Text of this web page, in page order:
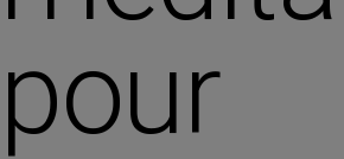
pour